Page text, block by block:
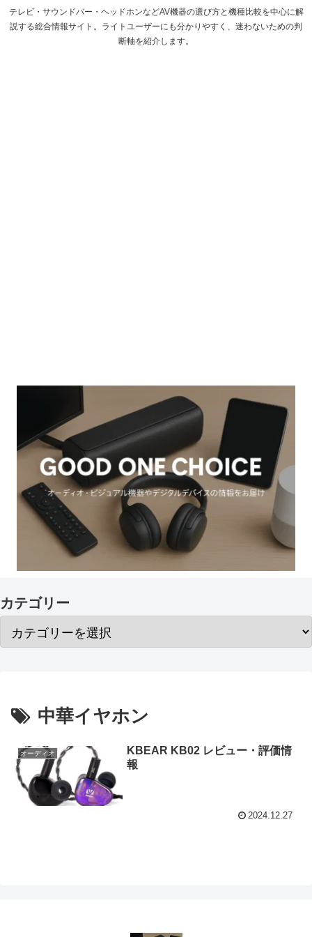
テレビ・サウンドバー・ヘッドホンなどAV機器の選び方と機種比較を中心に解
説する総合情報サイト。ライトユーザーにも分かりやすく、迷わないための判
断軸を紹介します。
カテゴリー
中華イヤホン
オーディオ
KBEAR KB02 レビュー・評価情
報
2024.12.27